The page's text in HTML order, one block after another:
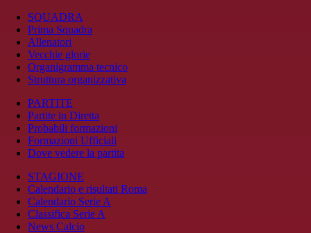
SQUADRA
Prima Squadra
Allenatori
Vecchie glorie
Organigramma tecnico
Struttura organizzativa
PARTITE
Partite in Diretta
Probabili formazioni
Formazioni Ufficiali
Dove vedere la partita
STAGIONE
Calendario e risultati Roma
Calendario Serie A
Classifica Serie A
News Calcio